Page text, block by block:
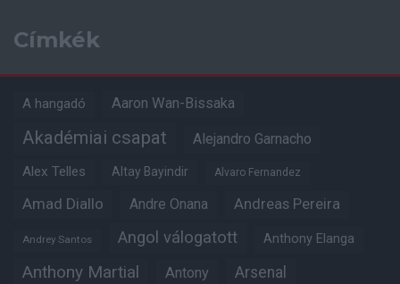
Címkék
A hangadó Aaron Wan-Bissaka
Akadémiai csapat Alejandro Garnacho
Alex Telles Altay Bayindir Alvaro Fernandez
Amad Diallo Andre Onana Andreas Pereira
Andrey Santos Angol válogatott Anthony Elanga
Anthony Martial Antony Arsenal